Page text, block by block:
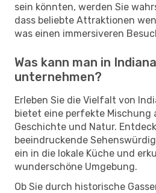
sein könnten, werden Sie
dass beliebte Attraktionen
was einen immersiveren
Was kann man in
unternehmen?
Erleben Sie die Vielfalt von
bietet eine perfekte Mischung
Geschichte und Natur.
beeindruckende
ein in die lokale Küche und
wunderschöne Umgebung.
Ob Sie durch historische